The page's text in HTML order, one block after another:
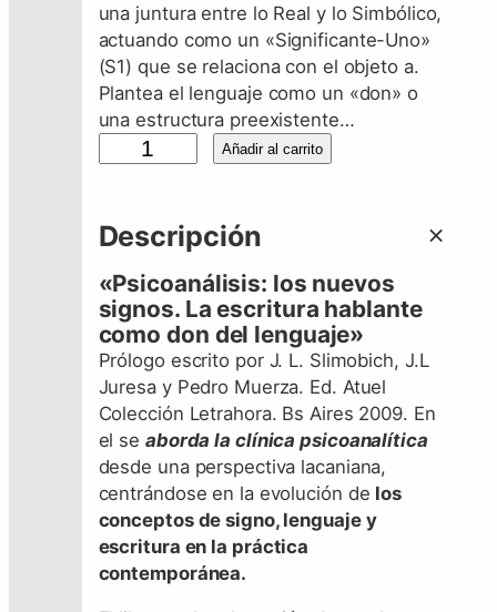
una juntura entre lo Real y lo Simbólico,
actuando como un «Significante-Uno»
(S1) que se relaciona con el objeto a.
Plantea el lenguaje como un «don» o
una estructura preexistente…
c
o
a
n
á
l
i
s
i
s
:
l
o
s
Añadir al carrito
Descripción
«Psicoanálisis: los nuevos
signos. La escritura hablante
como don del lenguaje»
Prólogo escrito por J. L. Slimobich, J.L
Juresa y Pedro Muerza. Ed. Atuel
Colección Letrahora. Bs Aires 2009. En
el se aborda la clínica psicoanalítica
desde una perspectiva lacaniana,
centrándose en la evolución de los
conceptos de signo, lenguaje y
escritura en la práctica
contemporánea.